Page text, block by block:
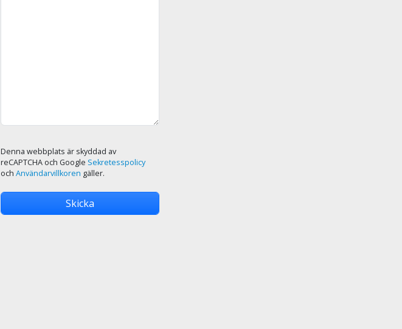
Denna webbplats är skyddad av
reCAPTCHA och Google Sekretesspolicy
och Användarvillkoren gäller.